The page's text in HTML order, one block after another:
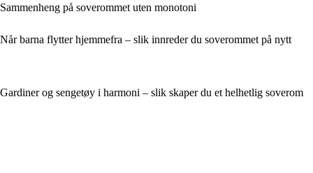
Sammenheng på soverommet uten monotoni
Når barna flytter hjemmefra – slik innreder du soverommet på nytt
Gardiner og sengetøy i harmoni – slik skaper du et helhetlig soverom